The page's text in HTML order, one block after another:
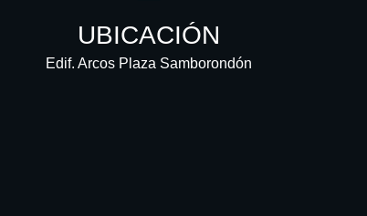
UBICACIÓN
Edif. Arcos Plaza Samborondón